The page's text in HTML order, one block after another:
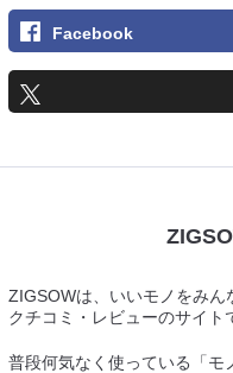
Facebook
ZIGSOWは、いいモノをみん
クチコミ・レビューのサイト
普段何気なく使っている「モ